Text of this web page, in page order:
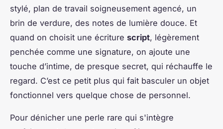
stylé, plan de travail soigneusement agencé, un
brin de verdure, des notes de lumière douce. Et
quand on choisit une écriture script, légèrement
penchée comme une signature, on ajoute une
touche d’intime, de presque secret, qui réchauffe le
regard. C’est ce petit plus qui fait basculer un objet
fonctionnel vers quelque chose de personnel.
Pour dénicher une perle rare qui s'intègre